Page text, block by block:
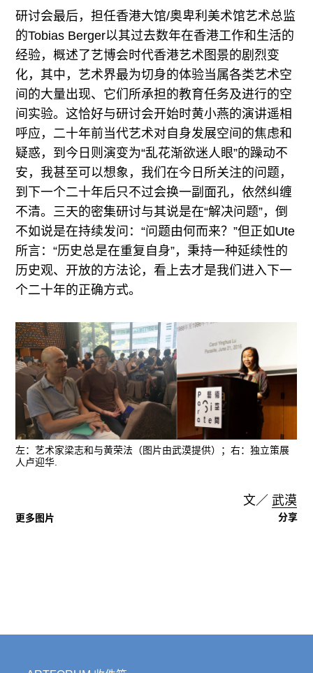
研讨会最后，担任香港大馆/奥卑利美术馆艺术总监
的Tobias Berger以其过去数年在香港工作和生活的
经验，概述了艺博会时代香港艺术图景的剧烈变
化，其中，艺术界最为切身的体验当属各类艺术空
间的大量出现、它们所承担的教育任务及进行的空
间实验。这恰好与研讨会开始时黄小燕的演讲遥相
呼应，二十年前当代艺术对自身发展空间的焦虑和
疑惑，到今日则演变为“乱花渐欲迷人眼”的躁动不
安，我甚至可以想象，我们在今日所关注的问题，
到下一个二十年后只不过会换一副面孔，依然纠缠
不清。三天的密集研讨与其说是在“解决问题”，倒
不如说是在持续发问：“问题由何而来？”但正如Ute
所言：“历史总是在重复自身”，秉持一种延续性的
历史观、开放的方法论，看上去才是我们进入下一
个二十年的正确方式。
左：艺术家梁志和与黄荣法（图片由武漠提供）；右：独立策展
人卢迎华.
文／ 武漠
更多图片 分享